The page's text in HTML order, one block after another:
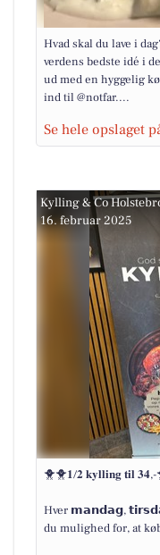
Hvad skal du lave i
verdens bedste idé i
ud med en hyggelig
ind til @notfar....
Se hele opslaget
Kylling & Co
16. februar 2025
🐥🐥𝟏/𝟐 𝐤𝐲𝐥𝐥𝐢𝐧𝐠 𝐭𝐢𝐥
Hver 𝗺𝗮𝗻𝗱𝗮𝗴,
du mulighed for, at